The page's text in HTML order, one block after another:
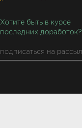
Хотите быть в курсе
последних доработок?